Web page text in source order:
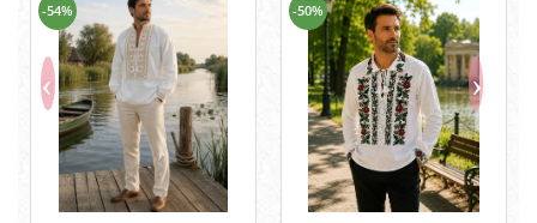
-54% -50%